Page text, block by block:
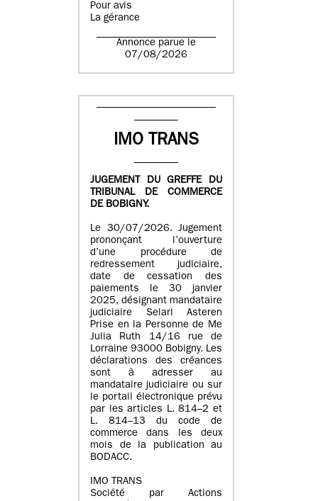
Pour avis
La gérance
Annonce parue le
07/08/2026
IMO TRANS
JUGEMENT DU GREFFE DU
TRIBUNAL DE COMMERCE
DE BOBIGNY.
Le 30/07/2026. Jugement
prononçant l’ouverture
d’une procédure de
redressement judiciaire,
date de cessation des
paiements le 30 janvier
2025, désignant mandataire
judiciaire Selarl Asteren
Prise en la Personne de Me
Julia Ruth 14/16 rue de
Lorraine 93000 Bobigny. Les
déclarations des créances
sont à adresser au
mandataire judiciaire ou sur
le portail électronique prévu
par les articles L. 814–2 et
L. 814–13 du code de
commerce dans les deux
mois de la publication au
BODACC.
IMO TRANS
Société par Actions